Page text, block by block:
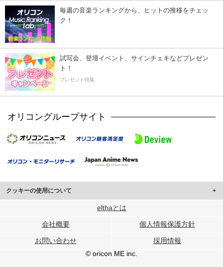
毎週の音楽ランキングから、ヒットの推移をチェッ
ク！
試写会、登壇イベント、サインチェキなどプレゼン
ト！
プレゼント特集
オリコングループサイト
クッキーの使用について
このサイトでは Cookie を使用して、ユーザーに合わせたコンテンツや広告の
行っています。
メディアや広告配信、データ解析の各パートナーに提供しています。
各パートナーは、この情報とユーザーが各パートナーに提供した他の情報や、
ユーザーが各パートナーのサービスを使用したときに収集した他の情報を組み
elthaとは
会社概要 個人情報保護方針
お問い合わせ
採用情報
© oricon ME inc.